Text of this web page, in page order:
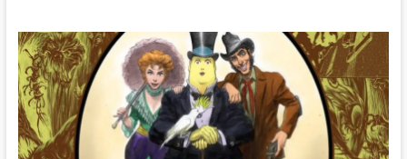
Infinito:
Wizard,
The
Guide
to
Comics
#17
(II)